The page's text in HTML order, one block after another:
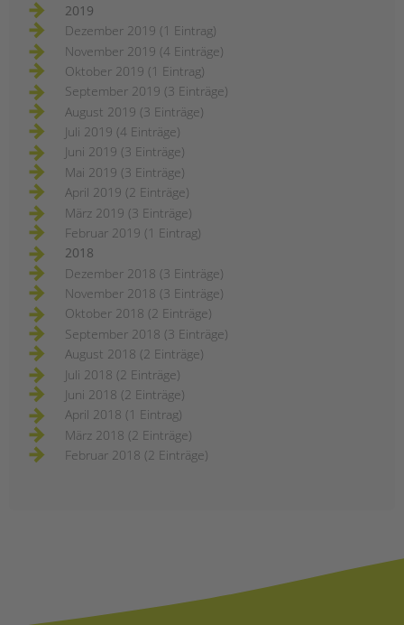
2019
Dezember 2019 (1 Eintrag)
November 2019 (4 Einträge)
Oktober 2019 (1 Eintrag)
September 2019 (3 Einträge)
August 2019 (3 Einträge)
Juli 2019 (4 Einträge)
Juni 2019 (3 Einträge)
Mai 2019 (3 Einträge)
April 2019 (2 Einträge)
März 2019 (3 Einträge)
Februar 2019 (1 Eintrag)
2018
Dezember 2018 (3 Einträge)
November 2018 (3 Einträge)
Oktober 2018 (2 Einträge)
September 2018 (3 Einträge)
August 2018 (2 Einträge)
Juli 2018 (2 Einträge)
Juni 2018 (2 Einträge)
April 2018 (1 Eintrag)
März 2018 (2 Einträge)
Februar 2018 (2 Einträge)